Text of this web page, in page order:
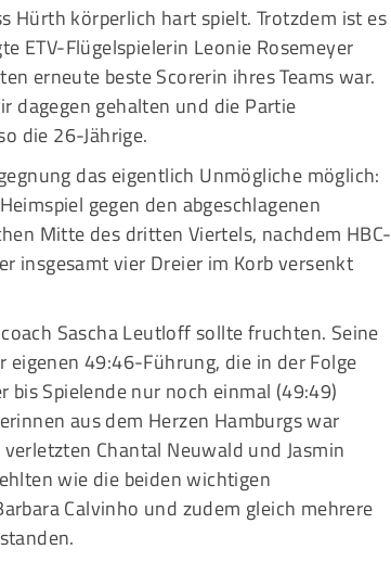
Hürth körperlich hart spielt. Trotzdem ist es
ETV-Flügelspielerin Leonie Rosemeyer
erneute beste Scorerin ihres Teams war.
dagegen gehalten und die Partie
die 26-Jährige.
das eigentlich Unmögliche möglich:
gegen den abgeschlagenen
Mitte des dritten Viertels, nachdem HBC-
insgesamt vier Dreier im Korb versenkt
Sascha Leutloff sollte fruchten. Seine
49:46-Führung, die in der Folge
Spielende nur noch einmal (49:49)
aus dem Herzen Hamburgs war
Chantal Neuwald und Jasmin
wie die beiden wichtigen
Calvinho und zudem gleich mehrere